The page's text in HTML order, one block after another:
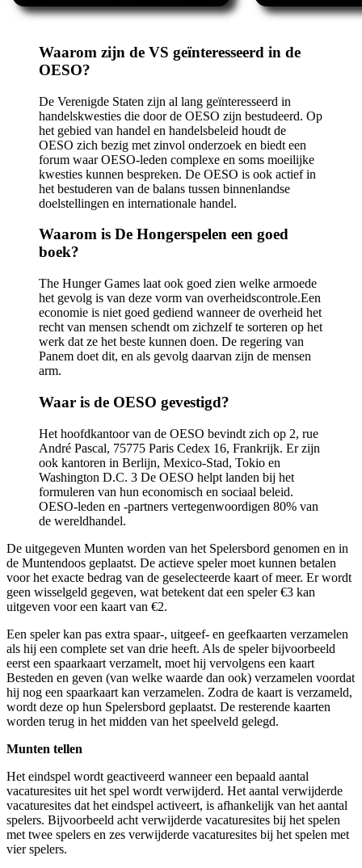
Waarom zijn de VS geïnteresseerd in de
OESO?
De Verenigde Staten zijn al lang geïnteresseerd in
handelskwesties die door de OESO zijn bestudeerd. Op
het gebied van handel en handelsbeleid houdt de
OESO zich bezig met zinvol onderzoek en biedt een
forum waar OESO-leden complexe en soms moeilijke
kwesties kunnen bespreken. De OESO is ook actief in
het bestuderen van de balans tussen binnenlandse
doelstellingen en internationale handel.
Waarom is De Hongerspelen een goed
boek?
The Hunger Games laat ook goed zien welke armoede
het gevolg is van deze vorm van overheidscontrole.Een
economie is niet goed gediend wanneer de overheid het
recht van mensen schendt om zichzelf te sorteren op het
werk dat ze het beste kunnen doen. De regering van
Panem doet dit, en als gevolg daarvan zijn de mensen
arm.
Waar is de OESO gevestigd?
Het hoofdkantoor van de OESO bevindt zich op 2, rue
André Pascal, 75775 Paris Cedex 16, Frankrijk. Er zijn
ook kantoren in Berlijn, Mexico-Stad, Tokio en
Washington D.C. 3 De OESO helpt landen bij het
formuleren van hun economisch en sociaal beleid.
OESO-leden en -partners vertegenwoordigen 80% van
de wereldhandel.
De uitgegeven Munten worden van het Spelersbord genomen en in
de Muntendoos geplaatst. De actieve speler moet kunnen betalen
voor het exacte bedrag van de geselecteerde kaart of meer. Er wordt
geen wisselgeld gegeven, wat betekent dat een speler €3 kan
uitgeven voor een kaart van €2.
Een speler kan pas extra spaar-, uitgeef- en geefkaarten verzamelen
als hij een complete set van drie heeft. Als de speler bijvoorbeeld
eerst een spaarkaart verzamelt, moet hij vervolgens een kaart
Besteden en geven (van welke waarde dan ook) verzamelen voordat
hij nog een spaarkaart kan verzamelen. Zodra de kaart is verzameld,
wordt deze op hun Spelersbord geplaatst. De resterende kaarten
worden terug in het midden van het speelveld gelegd.
Munten tellen
Het eindspel wordt geactiveerd wanneer een bepaald aantal
vacaturesites uit het spel wordt verwijderd. Het aantal verwijderde
vacaturesites dat het eindspel activeert, is afhankelijk van het aantal
spelers. Bijvoorbeeld acht verwijderde vacaturesites bij het spelen
met twee spelers en zes verwijderde vacaturesites bij het spelen met
vier spelers.